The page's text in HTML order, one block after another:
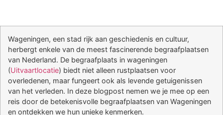
Wageningen, een stad rijk aan geschiedenis en cultuur,
herbergt enkele van de meest fascinerende begraafplaatsen
van Nederland. De begraafplaats in wageningen
(Uitvaartlocatie) biedt niet alleen rustplaatsen voor
overledenen, maar fungeert ook als levende getuigenissen
van het verleden. In deze blogpost nemen we je mee op een
reis door de betekenisvolle begraafplaatsen van Wageningen
en ontdekken we hun unieke kenmerken.